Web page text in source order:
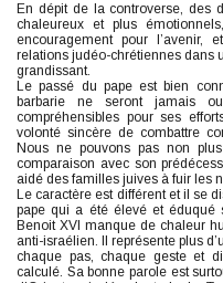
En dépit de la controverse, des
chaleureux et plus
encouragement pour l’avenir,
relations judéo-chrétiennes dans
grandissant.
Le passé du pape est bien
barbarie ne seront jamais
compréhensibles pour ses
volonté sincère de combattre
Nous ne pouvons pas non
comparaison avec son
aidé des familles juives à fuir les
Le caractère est différent et il se
pape qui a été élevé et éduqué
Benoit XVI manque de chaleur
anti-israélien. Il représente plus
chaque pas, chaque geste et
calculé. Sa bonne parole est